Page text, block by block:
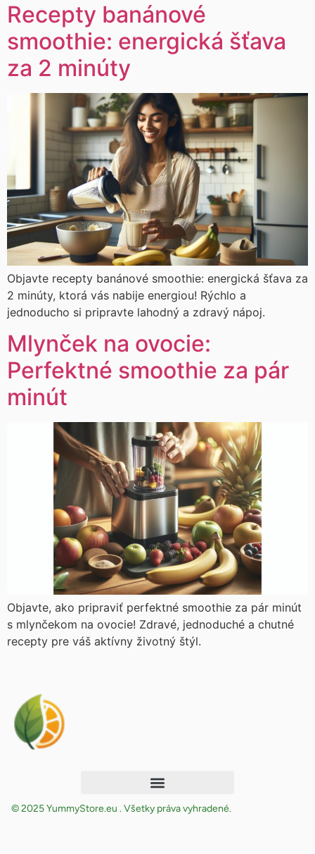
Recepty banánové
smoothie: energická šťava
za 2 minúty
Objavte recepty banánové smoothie: energická šťava za
2 minúty, ktorá vás nabije energiou! Rýchlo a
jednoducho si pripravte lahodný a zdravý nápoj.
Mlynček na ovocie:
Perfektné smoothie za pár
minút
Objavte, ako pripraviť perfektné smoothie za pár minút
s mlynčekom na ovocie! Zdravé, jednoduché a chutné
recepty pre váš aktívny životný štýl.
© 2025 YummyStore.eu . Všetky práva vyhradené.